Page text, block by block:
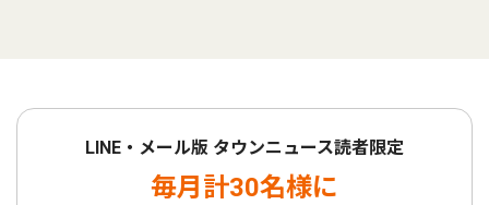
LINE・メール版 タウンニュース読者限定
毎月計30名様に